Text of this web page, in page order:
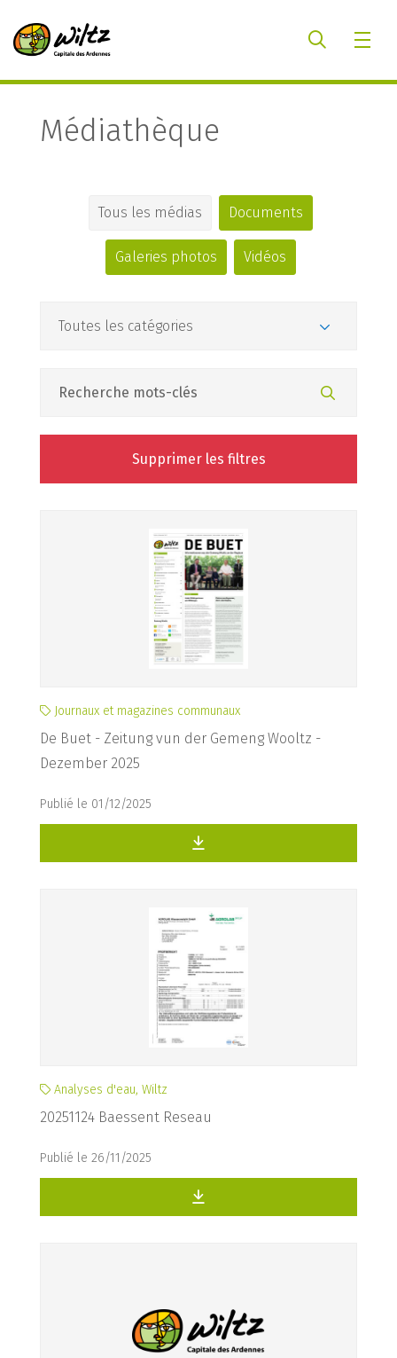
Médiathèque
Tous les médias Documents
Galeries photos Vidéos
Supprimer les filtres
Journaux et magazines communaux
De Buet - Zeitung vun der Gemeng Wooltz -
Dezember 2025
Publié le 01/12/2025
Analyses d'eau, Wiltz
20251124 Baessent Reseau
Publié le 26/11/2025